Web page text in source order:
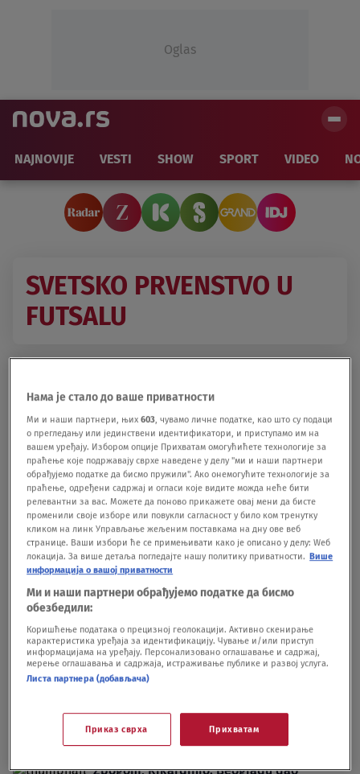
Oglas
NAJNOVIJE VESTI SHOW SPORT VIDEO
SVETSKO PRVENSTVO U
FUTSALU
namerno primio gol? Pogledajte kako se
sklonio
FUDBAL23.09.24.
Srbija juri prolaz na Svetsko prvenstvo,
selektor objavio spisak igrača
SPORT - OSTALO28.09.23.
INTERVJU "Hoću u istoriju s muškarcima,
pa kraj sa ženama"
Zbogom, Rikardinjo: Beogradu dao
Нама је стало до ваше приватности
Ми и наши партнери, њих603 , чувамо личне податке, као што су подаци
о прегледању или јединствени идентификатори, и приступамо им на
вашем уређају. Избором опције Прихватам омогућићете технологије за
праћење које подржавају сврхе наведене у делу "ми и наши партнери
обрађујемо податке да бисмо пружили". Ако онемогућите технологије за
праћење, одређени садржај и огласи које видите можда неће бити
релевантни за вас. Можете да поново прикажете овај мени да бисте
променили своје изборе или повукли сагласност у било ком тренутку
кликом на линк Управљање жељеним поставкама на дну ове веб
странице. Ваши избори ће се примењивати како је описано у делу: Wеб
локација. За више детаља погледајте нашу политику приватности. Више
информација о вашој приватности
Ми и наши партнери обрађујемо податке да бисмо
обезбедили:
Коришћење података о прецизној геолокацији. Активно скенирање
карактеристика уређаја за идентификацију. Чување и/или приступ
информацијама на уређају. Персонализовано оглашавање и садржај,
мерење оглашавања и садржаја, истраживање публике и развој услуга.
Листа партнера (добављача)
Приказ сврха Прихватам